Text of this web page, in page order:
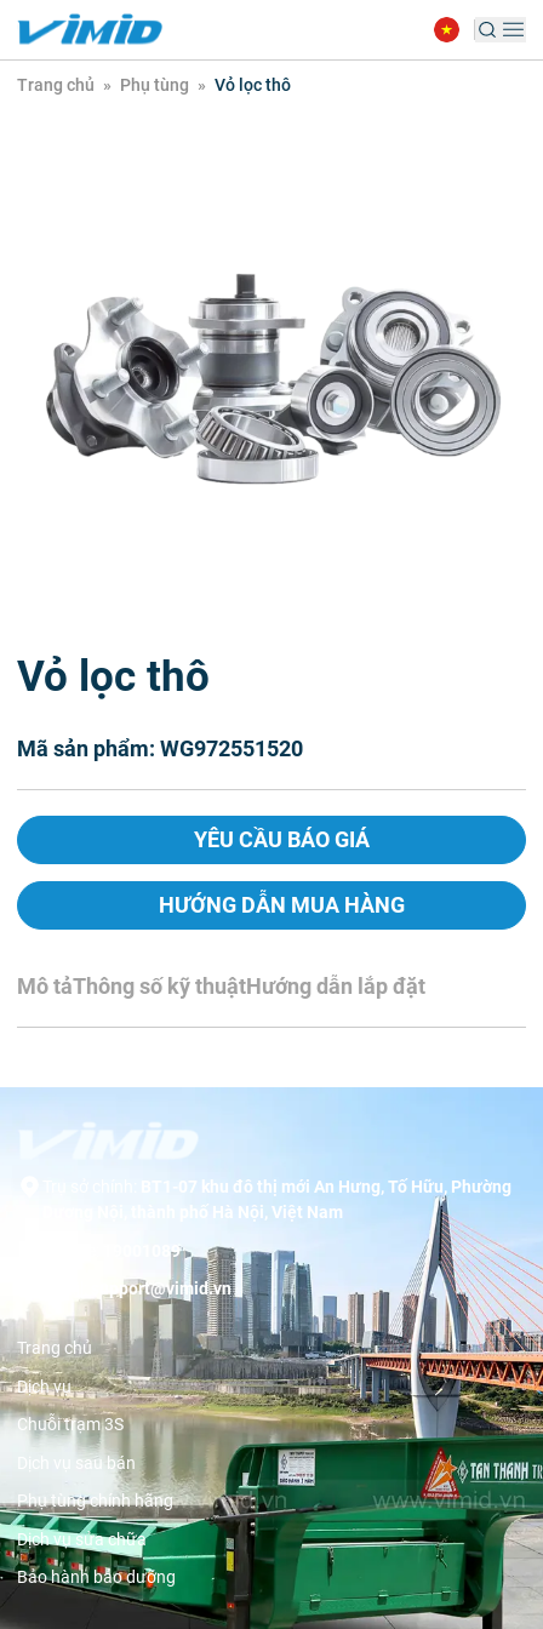
Trang chủ » Phụ tùng » Vỏ lọc thô
Vỏ lọc thô
Mã sản phẩm: WG972551520
YÊU CẦU BÁO GIÁ
HƯỚNG DẪN MUA HÀNG
Mô tảThông số kỹ thuậtHướng dẫn lắp đặt
BT1-07 khu đô thị mới An Hưng, Tố Hữu, Phường
Dương Nội, thành phố Hà Nội, Việt Nam
19001089
support@vimid.vn
Trang chủ
Dịch vụ
Chuỗi trạm 3S
Dịch vụ sau bán
Phụ tùng chính hãng
Dịch vụ sửa chữa
Bảo hành bảo dưỡng